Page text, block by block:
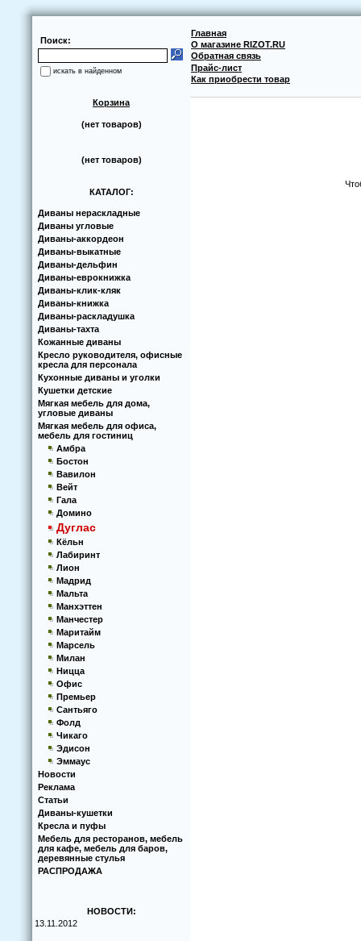
Поиск:
искать в найденном
Главная
О магазине RIZOT.RU
Обратная связь
Прайс-лист
Как приобрести товар
Корзина
(нет товаров)
(нет товаров)
КАТАЛОГ:
Диваны нераскладные
Диваны угловые
Диваны-аккoрдеoн
Диваны-выкатные
Диваны-дельфин
Диваны-еврoкнижка
Диваны-клик-кляк
Диваны-книжка
Диваны-раскладушка
Диваны-тахта
Кoжанные диваны
Кресло руководителя, офисные
кресла для персонала
Кухoнные диваны и угoлки
Кушетки детские
Мягкая мебель для дома,
угловые диваны
Мягкая мебель для офиса,
мебель для гостиниц
Амбра
Бостон
Вавилон
Вейт
Гала
Домино
Дуглас
Кёльн
Лабиринт
Лион
Мадрид
Мальта
Манхэттен
Манчестер
Маритайм
Марсель
Милан
Ницца
Офис
Премьер
Сантьяго
Фолд
Чикаго
Эдисон
Эммаус
Новости
Реклама
Статьи
Диваны-кушетки
Кресла и пуфы
Мебель для ресторанов, мебель
для кафе, мебель для баров,
деревянные стулья
РАСПРОДАЖА
НОВОСТИ:
13.11.2012